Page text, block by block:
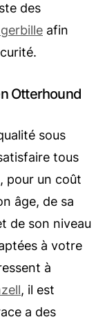
des
afin
Otterhound
sous
tous
pour un coût
âge, de sa
de son niveau
à votre
à
, il est
a des